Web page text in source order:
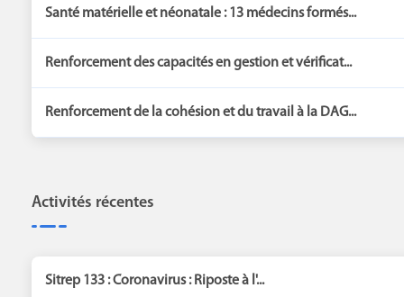
Santé matérielle et néonatale : 13 médecins formés...
Renforcement des capacités en gestion et vérificat...
Renforcement de la cohésion et du travail à la DAG...
Activités récentes
Sitrep 133 : Coronavirus : Riposte à l'...